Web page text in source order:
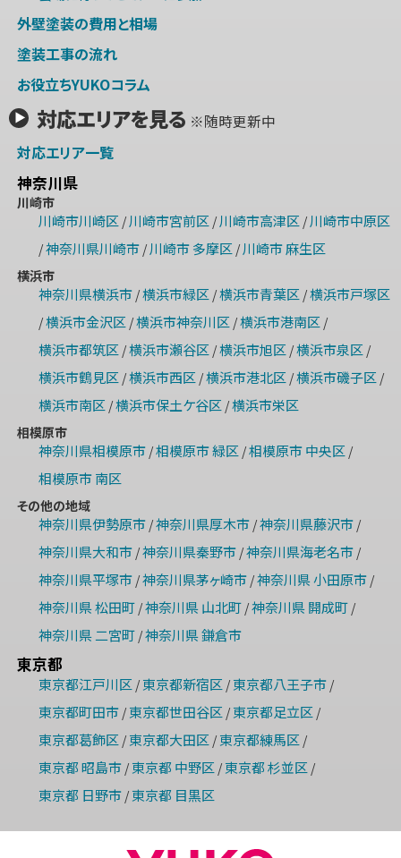
外壁塗装の費用と相場
塗装工事の流れ
お役立ちYUKOコラム
対応エリアを見る ※随時更新中
対応エリア一覧
神奈川県
川崎市
川崎市川崎区 / 川崎市宮前区 / 川崎市高津区 / 川崎市中原区
/神奈川県川崎市/ 川崎市 多摩区 / 川崎市 麻生区
横浜市
神奈川県横浜市/横浜市緑区 /横浜市青葉区 /横浜市戸塚区
/横浜市金沢区 /横浜市神奈川区 /横浜市港南区 /
横浜市都筑区 /横浜市瀬谷区 /横浜市旭区 /横浜市泉区 /
横浜市鶴見区 /横浜市西区 /横浜市港北区 /横浜市磯子区 /
横浜市南区 /横浜市保土ケ谷区 /横浜市栄区
相模原市
神奈川県相模原市/相模原市 緑区 /相模原市 中央区 /
相模原市 南区
その他の地域
神奈川県伊勢原市/神奈川県厚木市/神奈川県藤沢市/
神奈川県大和市/神奈川県秦野市/神奈川県海老名市/
神奈川県平塚市/神奈川県茅ヶ崎市/神奈川県 小田原市/
神奈川県 松田町/神奈川県 山北町/神奈川県 開成町/
神奈川県 二宮町/神奈川県 鎌倉市
東京都
東京都江戸川区 / 東京都新宿区 / 東京都八王子市/
東京都町田市/ 東京都世田谷区 / 東京都足立区 /
東京都葛飾区 / 東京都大田区 / 東京都練馬区 /
東京都 昭島市/ 東京都 中野区 / 東京都 杉並区 /
東京都 日野市/ 東京都 目黒区